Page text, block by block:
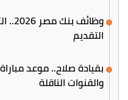
التقديم
بقيادة صلاح.. موعد
والقنوات الناقلة